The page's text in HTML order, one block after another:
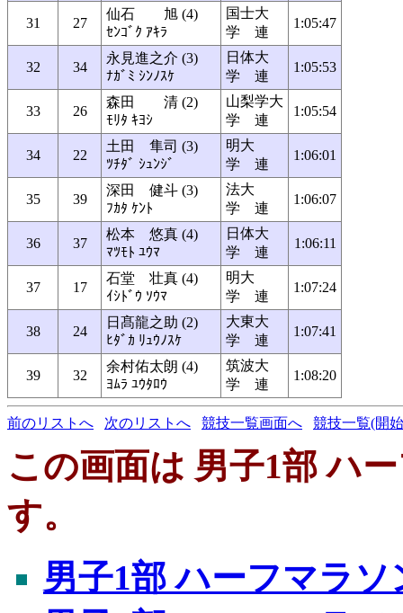
31 27
仙石 旭 (4)
ｾﾝｺﾞｸ ｱｷﾗ
国士大
学 連
1:05:47
32 34
永見進之介 (3)
ﾅｶﾞﾐ ｼﾝﾉｽｹ
日体大
学 連
1:05:53
33 26
森田 清 (2)
ﾓﾘﾀ ｷﾖｼ
山梨学大
学 連
1:05:54
34 22
土田 隼司 (3)
ﾂﾁﾀﾞ ｼｭﾝｼﾞ
明大
学 連
1:06:01
35 39
深田 健斗 (3)
ﾌｶﾀ ｹﾝﾄ
法大
学 連
1:06:07
36 37
松本 悠真 (4)
ﾏﾂﾓﾄ ﾕｳﾏ
日体大
学 連
1:06:11
37 17
石堂 壮真 (4)
ｲｼﾄﾞｳ ｿｳﾏ
明大
学 連
1:07:24
38 24
日髙龍之助 (2)
ﾋﾀﾞｶ ﾘｭｳﾉｽｹ
大東大
学 連
1:07:41
39 32
余村佑太朗 (4)
ﾖﾑﾗ ﾕｳﾀﾛｳ
筑波大
学 連
1:08:20
前のリストへ 次のリストへ 競技一覧画面へ 競技一覧(開
この画面は 男子1部 ハ
す。
男子1部 ハーフマラソ